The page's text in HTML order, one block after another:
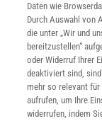
Für Sie im
Daten wie
Durch Auswahl von
die unter „Wir und
bereitzustellen“
oder Widerruf Ihrer
deaktiviert sind,
mehr so relevant für
aufrufen, um Ihre
widerrufen, indem